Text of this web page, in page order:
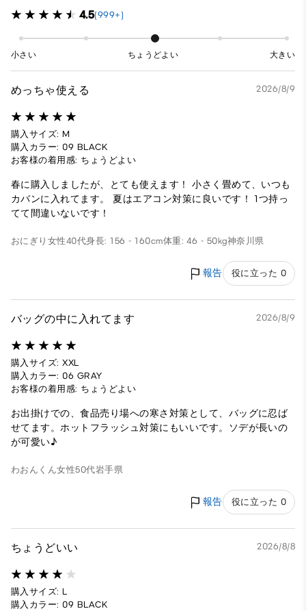
4.5(999+)
小さい ちょうどよい 大きい
めっちゃ使える 2026/8/9
購入サイズ: M
購入カラー: 09 BLACK
お客様の着用感: ちょうどよい
春に購入しましたが、とても使えます！ 小さく畳めて、いつも
カバンに入れてます。 夏はエアコン対策に良いです！ 1つ持っ
てて間違いないです！
おにぎり 女性40代身長: 156 - 160cm体重: 46 - 50kg神奈川県
報告 役に立った 0
バッグの中に入れてます 2026/8/9
購入サイズ: XXL
購入カラー: 06 GRAY
お客様の着用感: ちょうどよい
お出掛けでの、食品売り場への寒さ対策として、バッグに忍ば
せてます。ホットフラッシュ対策にもいいです。ソデが長いの
が可愛い♪
わおんくん女性50代岩手県
報告 役に立った 0
ちょうどいい 2026/8/8
購入サイズ: L
購入カラー: 09 BLACK